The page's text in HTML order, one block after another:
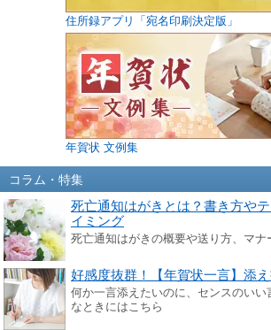
住所録アプリ「宛名印刷決定版」
年賀状 文例集
コラム・特集
死亡通知はがきとは？書き方や
イミング
死亡通知はがきの概要や送り方、マナ
好感度抜群！【年賀状一言】添
何か一言添えたいのに、センスのい
なときにはこちら